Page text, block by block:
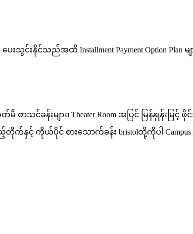
းနိုင်သည်အထိ Installment Payment Option Plan မ
စာသင်ခန်းများ၊ Theater Room အပြင် မြန်နှုန်းမြင့်
တိုက်နှင့် ကိုယ်ပိုင် စားသောက်ခန်း bristolတို့ကိုပါ